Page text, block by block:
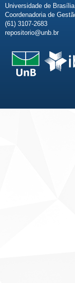
Universidade de
Coordenadoria de
(61) 3107-2683
repositorio@unb.br